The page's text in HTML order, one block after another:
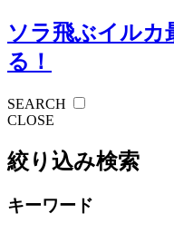
ソラ飛ぶイルカ
る！
SEARCH
CLOSE
絞り込み検索
キーワード